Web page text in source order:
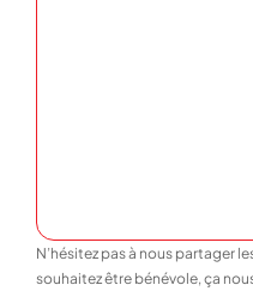
N’hésitez pas à nous partager
souhaitez être bénévole, ça